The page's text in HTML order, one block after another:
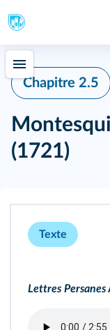
Chapitre 2.5
(1721)
Texte
Lettres Persanes